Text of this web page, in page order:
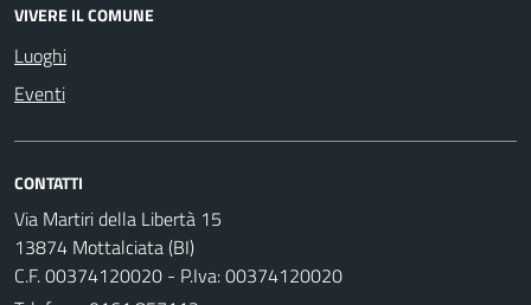
VIVERE IL COMUNE
Luoghi
Eventi
CONTATTI
Via Martiri della Libertà 15
13874 Mottalciata (BI)
C.F. 00374120020 - P.Iva: 00374120020